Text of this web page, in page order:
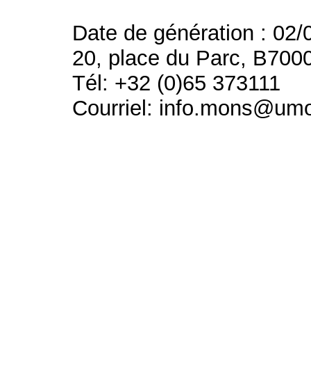
Date de génération : 02/
20, place du Parc,
Tél: +32 (0)65 373111
Courriel: